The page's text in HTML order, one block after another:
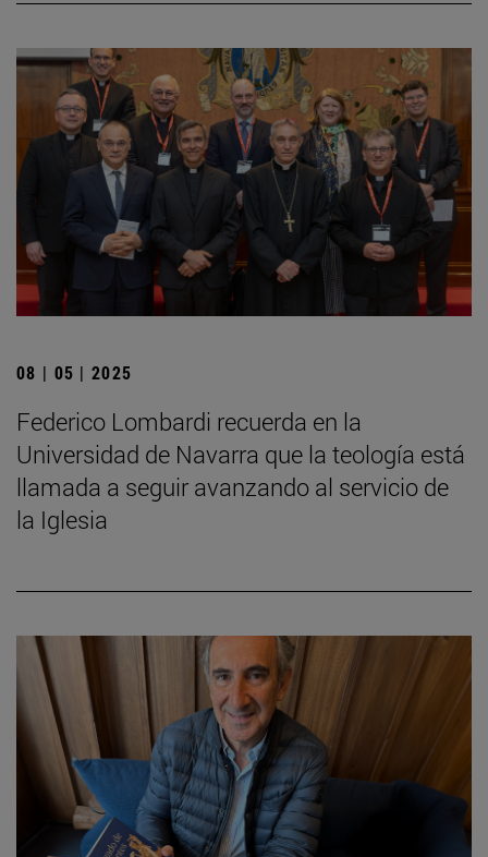
08 | 05 | 2025
Federico Lombardi recuerda en la
Universidad de Navarra que la teología está
llamada a seguir avanzando al servicio de
la Iglesia